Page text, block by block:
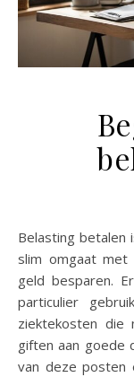
Belasting betalen is voor niemand een feestje, maar als je
slim omgaat
geld besparen.
particulier
ziektekosten die
giften aan goede
van deze posten